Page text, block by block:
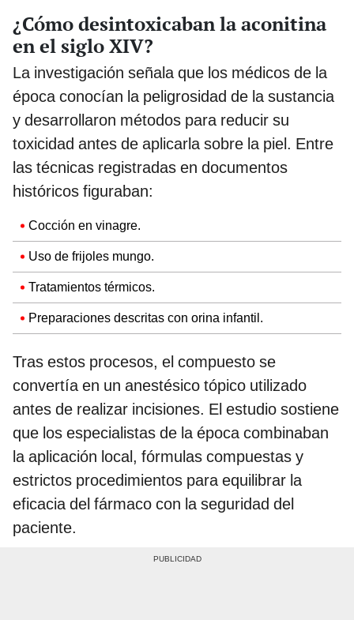
¿Cómo desintoxicaban la aconitina
en el siglo XIV?
La investigación señala que los médicos de la
época conocían la peligrosidad de la sustancia
y desarrollaron métodos para reducir su
toxicidad antes de aplicarla sobre la piel. Entre
las técnicas registradas en documentos
históricos figuraban:
Cocción en vinagre.
Uso de frijoles mungo.
Tratamientos térmicos.
Preparaciones descritas con orina infantil.
Tras estos procesos, el compuesto se
convertía en un anestésico tópico utilizado
antes de realizar incisiones. El estudio sostiene
que los especialistas de la época combinaban
la aplicación local, fórmulas compuestas y
estrictos procedimientos para equilibrar la
eficacia del fármaco con la seguridad del
paciente.